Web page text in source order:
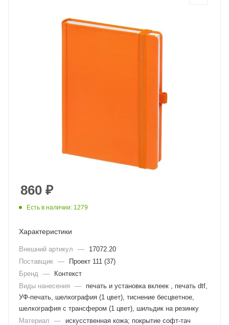
860 ₽
Есть в наличии: 1279
Характеристики
Внешний артикул —
17072.20
Поставщик —
Проект 111 (37)
Бренд
—
Контекст
Виды нанесения
—
печать и установка вклеек , печать dtf,
УФ-печать, шелкография (1 цвет), тиснение бесцветное,
шелкография с трансфером (1 цвет), шильдик на резинку
Материал
— искусственная кожа; покрытие софт-тач